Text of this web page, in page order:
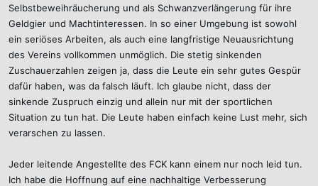
Selbstbeweihräucherung und als Schwanzverlängerung für ihre
Geldgier und Machtinteressen. In so einer Umgebung ist sowohl
ein seriöses Arbeiten, als auch eine langfristige Neuausrichtung
des Vereins vollkommen unmöglich. Die stetig sinkenden
Zuschauerzahlen zeigen ja, dass die Leute ein sehr gutes Gespür
dafür haben, was da falsch läuft. Ich glaube nicht, dass der
sinkende Zuspruch einzig und allein nur mit der sportlichen
Situation zu tun hat. Die Leute haben einfach keine Lust mehr, sich
verarschen zu lassen.
Jeder leitende Angestellte des FCK kann einem nur noch leid tun.
Ich habe die Hoffnung auf eine nachhaltige Verbesserung